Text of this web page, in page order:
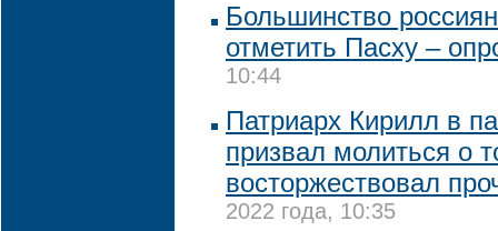
Большинство
отметить Пасху –
10:44
Патриарх Кирилл в
призвал молиться о
восторжествовал
2022 года, 10:35